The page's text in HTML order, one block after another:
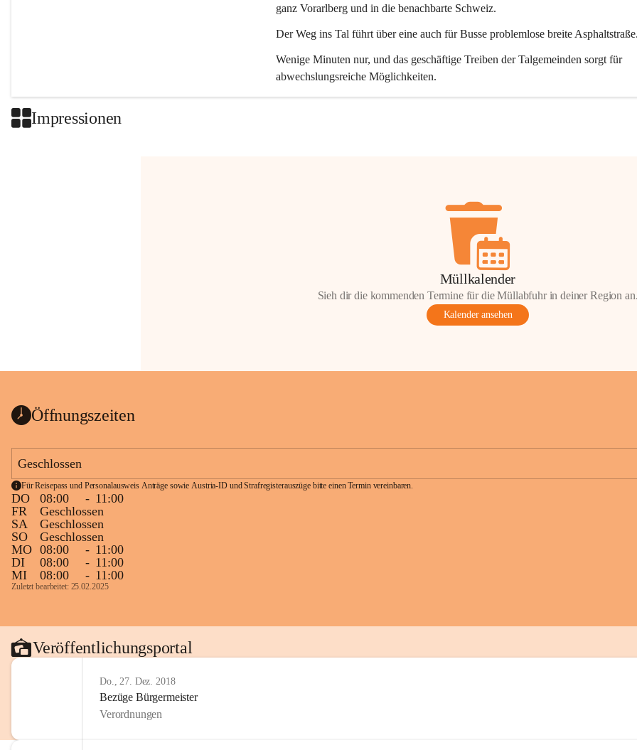
ganz Vorarlberg und in die benachbarte Schweiz.
Der Weg ins Tal führt über eine auch für Busse problemlose breite
Wenige Minuten nur, und das geschäftige Treiben der Talgemeinden sorgt für
abwechslungsreiche Möglichkeiten.
Impressionen
Müllkalender
Sieh dir die kommenden Termine für die Müllabfuhr in deiner Region
Kalender ansehen
Öffnungszeiten
Geschlossen
Für Reisepass und Personalausweis Anträge sowie Austria-ID und Strafregisterauszüge bitte einen Termin vereinbaren.
DO 08:00 - 11:00
FR
Geschlossen
SA
Geschlossen
SO
Geschlossen
MO 08:00 - 11:00
DI
08:00 - 11:00
MI
08:00 - 11:00
Zuletzt bearbeitet: 25.02.2025
Veröffentlichungsportal
Do., 27. Dez. 2018
Bezüge Bürgermeister
Verordnungen